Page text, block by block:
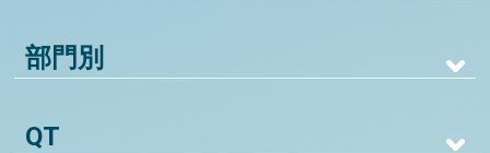
部門別
QT